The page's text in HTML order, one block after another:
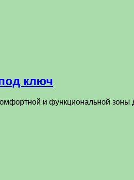
ключ
и функциональной